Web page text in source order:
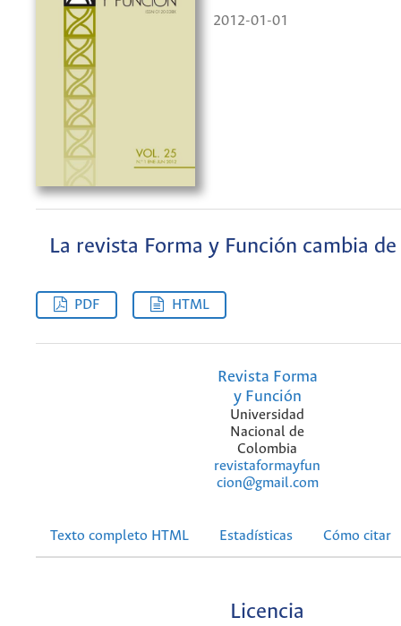
2012-01-01
La revista Forma y Función cambia
PDF HTML
Revista Forma
y Función
Universidad
Nacional de
Colombia
revistaformayfun
cion@gmail.com
Texto completo HTML Estadísticas Cómo citar
Licencia